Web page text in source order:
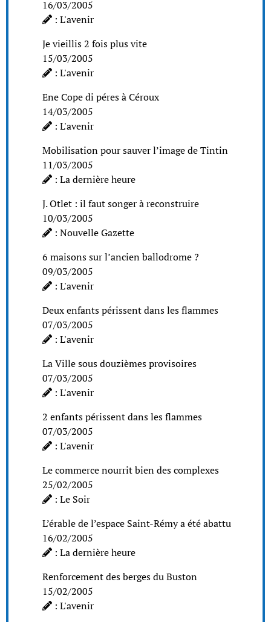
16/03/2005
: L'avenir
Je vieillis 2 fois plus vite
15/03/2005
: L'avenir
Ene Cope di péres à Céroux
14/03/2005
: L'avenir
Mobilisation pour sauver l’image de Tintin
11/03/2005
: La dernière heure
J. Otlet : il faut songer à reconstruire
10/03/2005
: Nouvelle Gazette
6 maisons sur l’ancien ballodrome ?
09/03/2005
: L'avenir
Deux enfants périssent dans les flammes
07/03/2005
: L'avenir
La Ville sous douzièmes provisoires
07/03/2005
: L'avenir
2 enfants périssent dans les flammes
07/03/2005
: L'avenir
Le commerce nourrit bien des complexes
25/02/2005
: Le Soir
L’érable de l’espace Saint-Rémy a été abattu
16/02/2005
: La dernière heure
Renforcement des berges du Buston
15/02/2005
: L'avenir